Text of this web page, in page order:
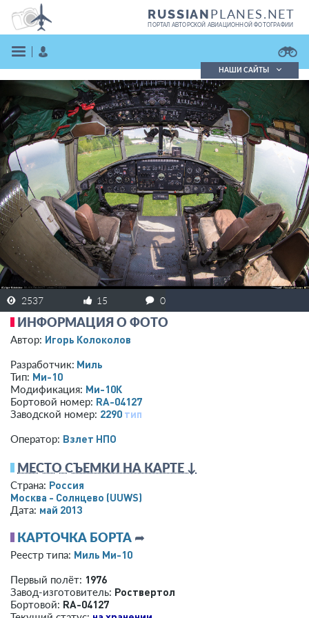
RUSSIANPLANES.NET
ПОРТАЛ АВТОРСКОЙ АВИАЦИОННОЙ ФОТОГРАФИИ
ВОЙТИ
ЗАРЕГИСТРИРОВАТЬСЯ
Поиск фотографий
Поиск в реестре
Кратко
Подробно
НАШИ САЙТЫ
2537 15 0
ИНФОРМАЦИЯ О ФОТО
Автор: Игорь Колоколов
Разработчик: Миль
Тип: Ми-10
Модификация: Ми-10К
Бортовой номер: RA-04127
Заводской номер: 2290 тип
Оператор: Взлет НПО
МЕСТО СЪЕМКИ НА КАРТЕ ↓
Страна: Россия
Москва - Солнцево (UUWS)
Дата: май 2013
КАРТОЧКА БОРТА ➦
Реестр типа: Миль Ми-10
Первый полёт: 1976
Завод-изготовитель: Роствертол
Бортовой: RA-04127